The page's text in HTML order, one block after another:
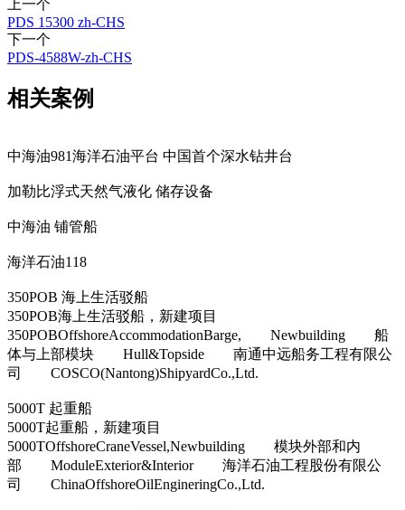
上一个
PDS 15300 zh-CHS
下一个
PDS-4588W-zh-CHS
相关案例
中海油981海洋石油平台 中国首个深水钻井台
加勒比浮式天然气液化 储存设备
中海油 铺管船
海洋石油118
350POB 海上生活驳船
350POB海上生活驳船，新建项目
350POBOffshoreAccommodationBarge, Newbuilding 船
体与上部模块 Hull&Topside 南通中远船务工程有限公
司 COSCO(Nantong)ShipyardCo.,Ltd.
5000T 起重船
5000T起重船，新建项目
5000TOffshoreCraneVessel,Newbuilding 模块外部和内
部 ModuleExterior&Interior 海洋石油工程股份有限公
司 ChinaOffshoreOilEngineringCo.,Ltd.